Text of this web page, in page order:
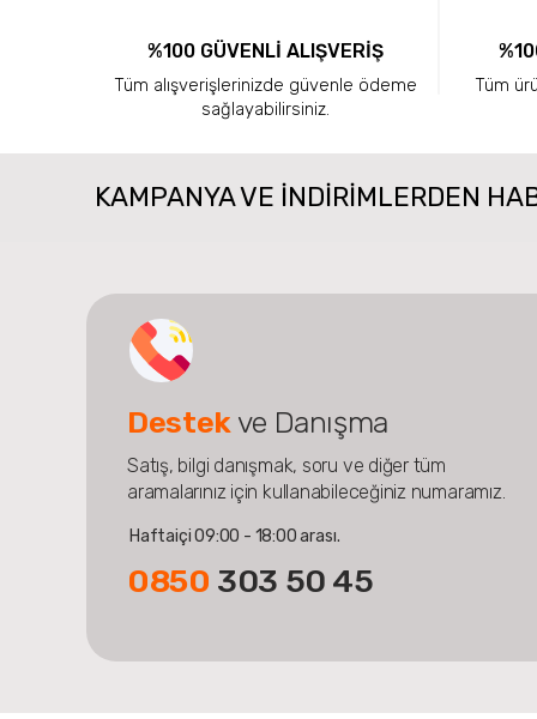
%100 GÜVENLİ ALIŞVERİŞ
Tüm alışverişlerinizde güvenle ödeme
sağlayabilirsiniz.
Tüm
KAMPANYA VE INDIRIMLERDEN
Destekve Danışma
Satış, bilgi danışmak, soru ve diğer tüm
aramalarınız için kullanabileceğiniz numaramız.
Haftaiçi 09:00 - 18:00 arası.
0850 303 50 45